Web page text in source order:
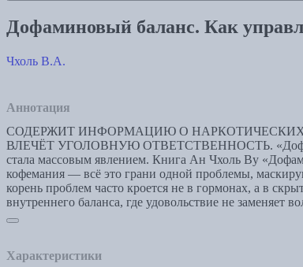
Дофаминовый баланс. Как
Чхоль В.А.
Аннотация
СОДЕРЖИТ ИНФОРМАЦИЮ О
ВЛЕЧЁТ УГОЛОВНУЮ ОТВЕТСТВЕННОСТЬ. «Дофамин»
стала массовым явлением. Книга Ан Чхоль Ву
кофемания — всё это грани одной проблемы,
корень проблем часто кроется не в гормонах, а в
внутреннего баланса, где удовольствие не
Характеристики